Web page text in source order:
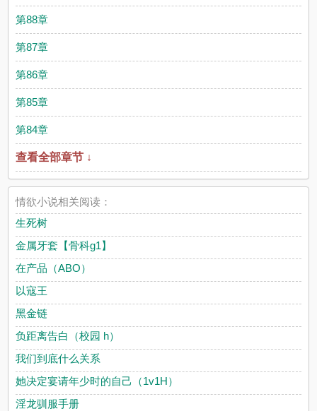
第88章
第87章
第86章
第85章
第84章
查看全部章节 ↓
情欲小说相关阅读：
生死树
金属牙套【骨科g1】
在产品（ABO）
以寇王
黑金链
负距离告白（校园 h）
我们到底什么关系
她决定宴请年少时的自己（1v1H）
淫龙驯服手册